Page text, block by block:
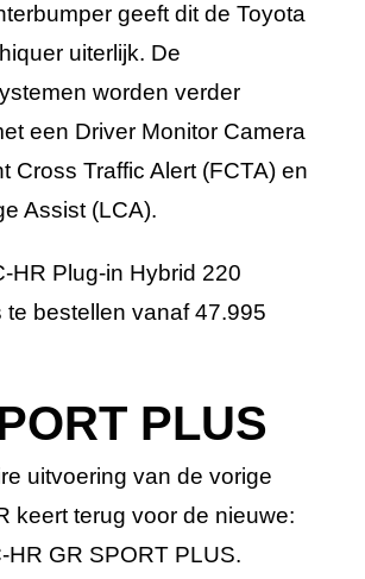
geeft dit de Toyota
uiterlijk. De
worden verder
een Driver Monitor Camera
Cross Traffic Alert (FCTA) en
Assist (LCA).
HR Plug-in Hybrid 220
te bestellen vanaf 47.995
PLUS
uitvoering van de vorige
keert terug voor de nieuwe:
HR GR SPORT PLUS.